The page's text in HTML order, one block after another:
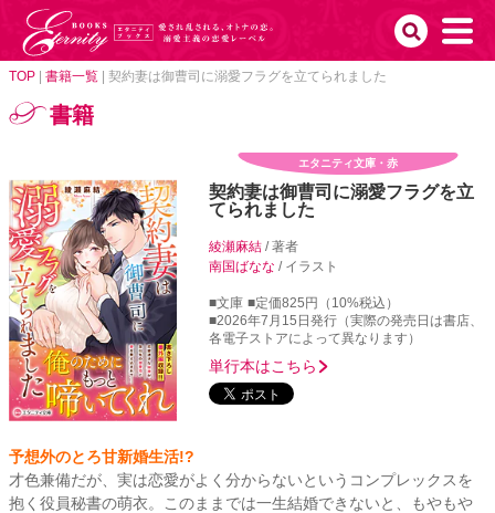
TOP 書籍一覧 契約妻は御曹司に溺愛フラグを立てられました
書籍
エタニティ文庫・赤
契約妻は御曹司に溺愛フラグを立
てられました
綾瀬麻結/ 著者
南国ばなな / イラスト
■文庫 ■定価825円（10%税込）
■2026年7月15日発行（実際の発売日は書店、
各電子ストアによって異なります）
単行本はこちら
予想外のとろ甘新婚生活!?
才色兼備だが、実は恋愛がよく分からないというコンプレックスを
抱く役員秘書の萌衣。このままでは一生結婚できないと、もやもや